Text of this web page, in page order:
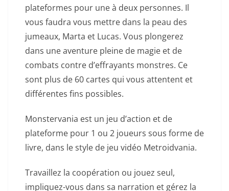
plateformes pour une à deux personnes. Il
vous faudra vous mettre dans la peau des
jumeaux, Marta et Lucas. Vous plongerez
dans une aventure pleine de magie et de
combats contre d’effrayants monstres. Ce
sont plus de 60 cartes qui vous attentent et
différentes fins possibles.
Monstervania est un jeu d’action et de
plateforme pour 1 ou 2 joueurs sous forme de
livre, dans le style de jeu vidéo Metroidvania.
Travaillez la coopération ou jouez seul,
impliquez-vous dans sa narration et gérez la